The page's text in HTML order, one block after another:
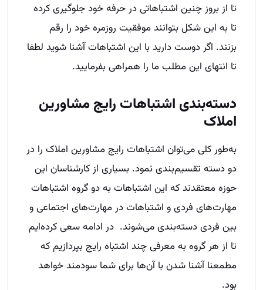
تا از بروز چنین اشتباهاتی در حرفه خود جلوگیری کرده
تا به این شکل بتوانند موفقیت روزمره خود را رقم
بزنند. اگر دوست دارید با این اشتباهات آشنا شوید لطفا
تا انتهای این مطلب ما را همراهی بفرمایید.
دسته‌بندی اشتباهات رایج مشاورین
املاک
به‌طور کلی می‌توان اشتباهات رایج مشاورین املاک را در
دو دسته تقسیم‌بندی نمود. بسیاری از کارشناسان این
حوزه معتقدند که این اشتباهات به دو گروه اشتباهات
مهارت‌های فردی و اشتباهات در مهارت‌های اجتماعی و
بین فردی دسته‌بندی می‌شوند. در ادامه سعی کرده‌ایم
تا از هر گروه به معرفی چند اشتباه رایج بپردازیم که
مطمعنا آشنا شدن با آن‌ها برای شما سودمند خواهد
بود.